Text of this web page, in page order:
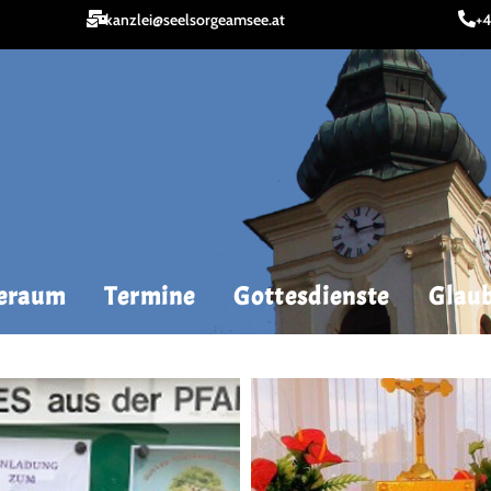
kanzlei@seelsorgeamsee.at
Termine Gottesdienste